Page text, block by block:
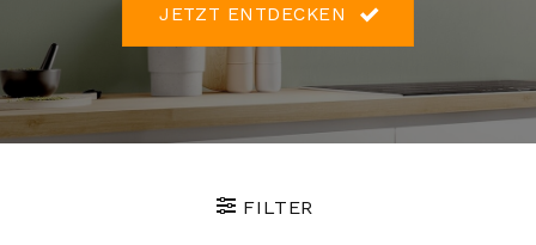
JETZT ENTDECKEN
FILTER